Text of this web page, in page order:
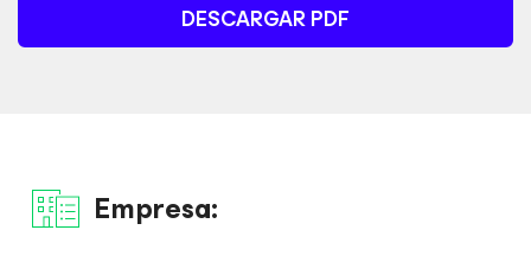
DESCARGAR PDF
Empresa: